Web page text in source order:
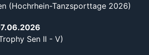
(Hochrhein-Tanzsporttage 2026)
Sen II - V)